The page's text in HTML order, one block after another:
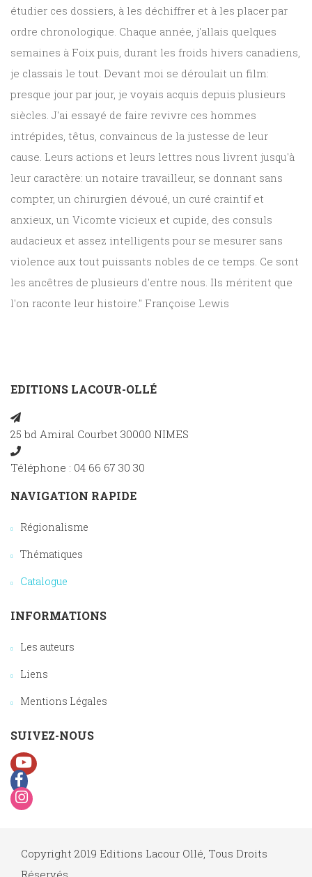
étudier ces dossiers, à les déchiffrer et à les placer par
ordre chronologique. Chaque année, j'allais quelques
semaines à Foix puis, durant les froids hivers canadiens,
je classais le tout. Devant moi se déroulait un film:
presque jour par jour, je voyais acquis depuis plusieurs
siècles. J'ai essayé de faire revivre ces hommes
intrépides, têtus, convaincus de la justesse de leur
cause. Leurs actions et leurs lettres nous livrent jusqu'à
leur caractère: un notaire travailleur, se donnant sans
compter, un chirurgien dévoué, un curé craintif et
anxieux, un Vicomte vicieux et cupide, des consuls
audacieux et assez intelligents pour se mesurer sans
violence aux tout puissants nobles de ce temps. Ce sont
les ancêtres de plusieurs d'entre nous. Ils méritent que
l'on raconte leur histoire." Françoise Lewis
EDITIONS LACOUR-OLLÉ
25 bd Amiral Courbet 30000 NIMES
Téléphone : 04 66 67 30 30
NAVIGATION RAPIDE
Régionalisme
Thématiques
Catalogue
INFORMATIONS
Les auteurs
Liens
Mentions Légales
SUIVEZ-NOUS
Copyright 2019 Editions Lacour Ollé, Tous Droits